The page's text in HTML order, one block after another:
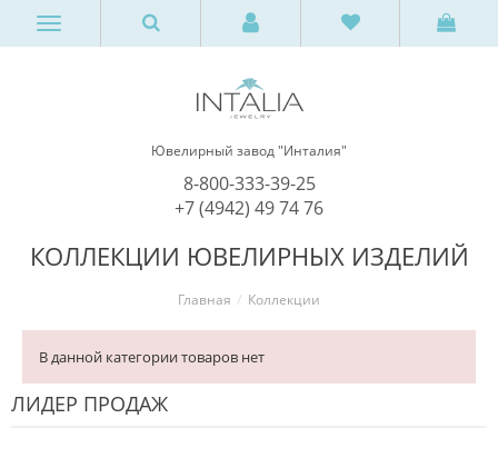
Ювелирный завод "Инталия"
8-800-333-39-25
+7 (4942) 49 74 76
КОЛЛЕКЦИИ ЮВЕЛИРНЫХ ИЗДЕЛИЙ
Главная Коллекции
В данной категории товаров нет
ЛИДЕР ПРОДАЖ